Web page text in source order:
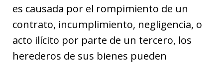
es causada por el rompimiento de un
contrato, incumplimiento, negligencia, o
acto ilícito por parte de un tercero, los
herederos de sus bienes pueden